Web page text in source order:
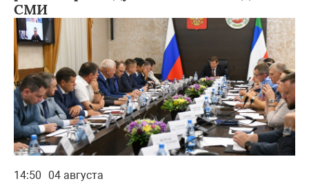
СМИ
14:50 04 августа